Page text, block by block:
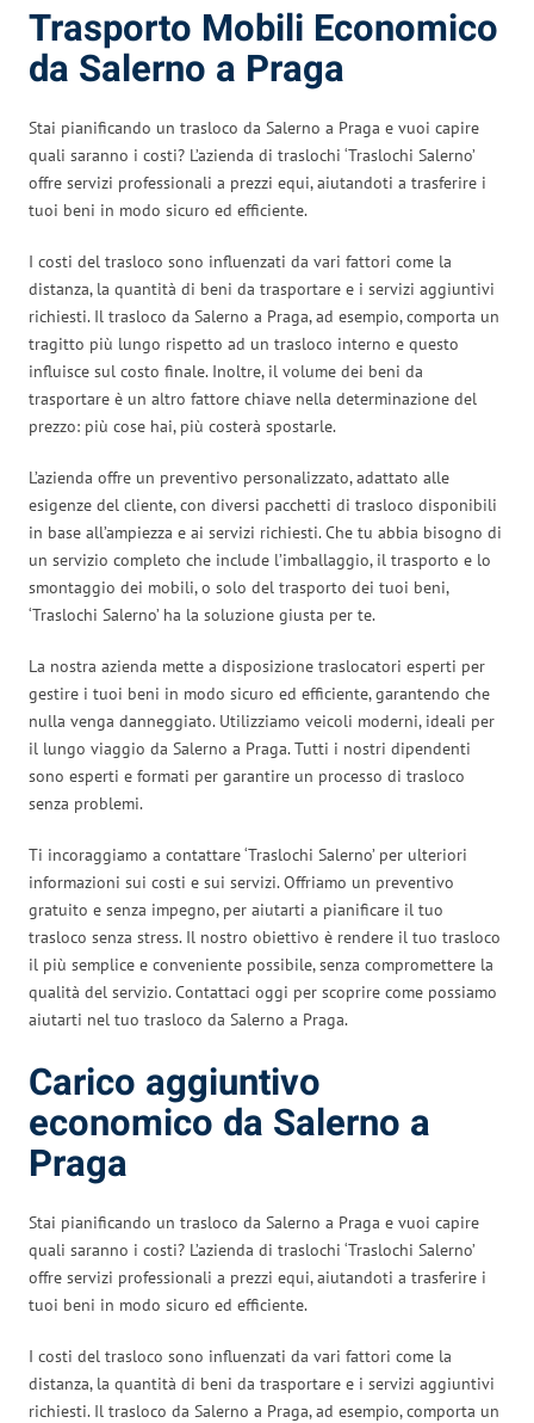
Trasporto Mobili Economico
da Salerno a Praga
Stai pianificando un trasloco da Salerno a Praga e vuoi capire
quali saranno i costi? L’azienda di traslochi ‘Traslochi Salerno’
offre servizi professionali a prezzi equi, aiutandoti a trasferire i
tuoi beni in modo sicuro ed efficiente.
I costi del trasloco sono influenzati da vari fattori come la
distanza, la quantità di beni da trasportare e i servizi aggiuntivi
richiesti. Il trasloco da Salerno a Praga, ad esempio, comporta un
tragitto più lungo rispetto ad un trasloco interno e questo
influisce sul costo finale. Inoltre, il volume dei beni da
trasportare è un altro fattore chiave nella determinazione del
prezzo: più cose hai, più costerà spostarle.
L’azienda offre un preventivo personalizzato, adattato alle
esigenze del cliente, con diversi pacchetti di trasloco disponibili
in base all’ampiezza e ai servizi richiesti. Che tu abbia bisogno di
un servizio completo che include l’imballaggio, il trasporto e lo
smontaggio dei mobili, o solo del trasporto dei tuoi beni,
‘Traslochi Salerno’ ha la soluzione giusta per te.
La nostra azienda mette a disposizione traslocatori esperti per
gestire i tuoi beni in modo sicuro ed efficiente, garantendo che
nulla venga danneggiato. Utilizziamo veicoli moderni, ideali per
il lungo viaggio da Salerno a Praga. Tutti i nostri dipendenti
sono esperti e formati per garantire un processo di trasloco
senza problemi.
Ti incoraggiamo a contattare ‘Traslochi Salerno’ per ulteriori
informazioni sui costi e sui servizi. Offriamo un preventivo
gratuito e senza impegno, per aiutarti a pianificare il tuo
trasloco senza stress. Il nostro obiettivo è rendere il tuo trasloco
il più semplice e conveniente possibile, senza compromettere la
qualità del servizio. Contattaci oggi per scoprire come possiamo
aiutarti nel tuo trasloco da Salerno a Praga.
Carico aggiuntivo
economico da Salerno a
Praga
Stai pianificando un trasloco da Salerno a Praga e vuoi capire
quali saranno i costi? L’azienda di traslochi ‘Traslochi Salerno’
offre servizi professionali a prezzi equi, aiutandoti a trasferire i
tuoi beni in modo sicuro ed efficiente.
I costi del trasloco sono influenzati da vari fattori come la
distanza, la quantità di beni da trasportare e i servizi aggiuntivi
richiesti. Il trasloco da Salerno a Praga, ad esempio, comporta un